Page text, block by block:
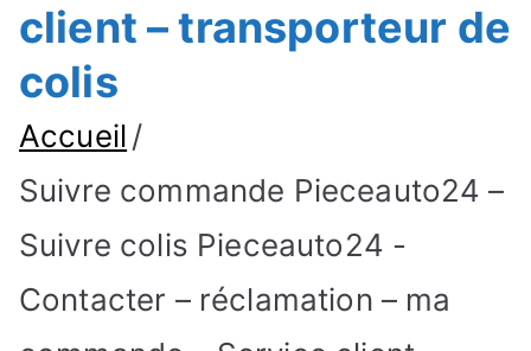
client – transporteur de
colis
Accueil
Suivre commande Pieceauto24 –
Suivre colis Pieceauto24 -
Contacter – réclamation – ma